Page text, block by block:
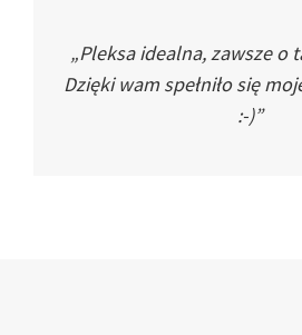
„Pleksa idealna, zawsze o
Dzięki wam spełniło się
:-)”